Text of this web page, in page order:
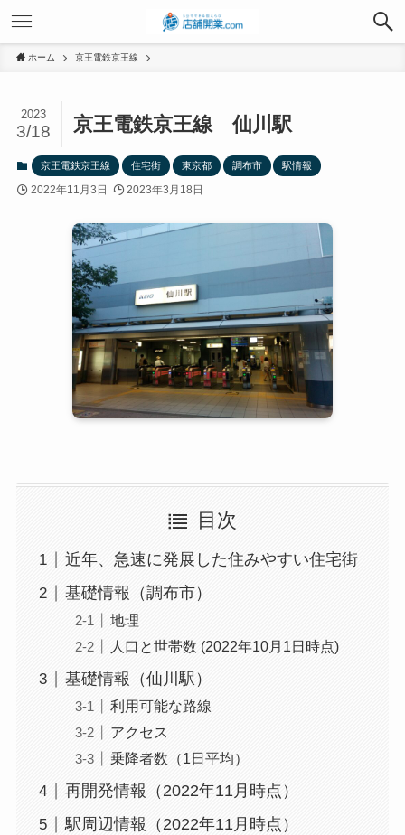
ホーム 京王電鉄京王線
京王電鉄京王線 仙川駅
2023
3/18
京王電鉄京王線 住宅街 東京都 調布市 駅情報
2022年11月3日 2023年3月18日
目次
近年、急速に発展した住みやすい住宅街
基礎情報（調布市）
地理
人口と世帯数 (2022年10月1日時点)
基礎情報（仙川駅）
利用可能な路線
アクセス
乗降者数（1日平均）
再開発情報（2022年11月時点）
駅周辺情報（2022年11月時点）